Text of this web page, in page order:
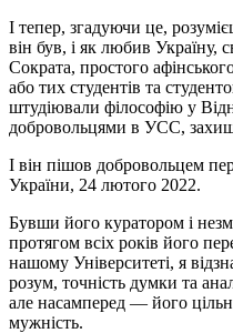
І тепер, згадуючи це,
він був, і як любив Україну,
Сократа, простого
або тих студентів та
штудіювали філософію у
добровольцями в УСС,
І він пішов добровольцем
України, 24 лютого 2022.
Бувши його куратором і
протягом всіх років його
нашому Університеті, я
розум, точність думки та
але насамперед — його
мужність.